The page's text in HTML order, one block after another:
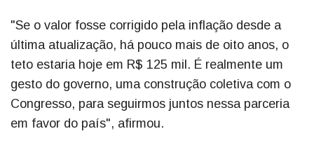
"Se o valor fosse corrigido pela inflação desde a
última atualização, há pouco mais de oito anos, o
teto estaria hoje em R$ 125 mil. É realmente um
gesto do governo, uma construção coletiva com o
Congresso, para seguirmos juntos nessa parceria
em favor do país", afirmou.